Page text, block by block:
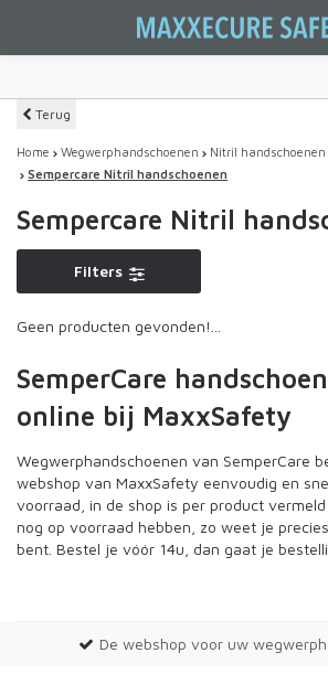
Terug
Home Wegwerphandschoenen
Nitril handschoenen
Sempercare Nitril handschoenen
Sempercare Nitril
Filters
Geen producten gevonden!...
SemperCare
online bij MaxxSafety
Wegwerphandschoenen van SemperCare
webshop van MaxxSafety eenvoudig en
voorraad, in de shop is per product
nog op voorraad hebben, zo weet je
bent. Bestel je vóór 14u, dan gaat je
mee met PostNL. Heb je interesse in
andere prijzen. Wist je dat je bij
voor andere Covid-19
De webshop voor uw